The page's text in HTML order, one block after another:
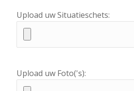
Upload uw Situatieschets:
Upload uw Foto('s):